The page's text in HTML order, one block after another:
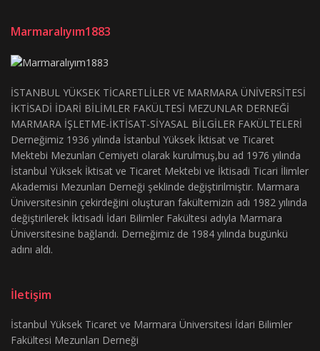
Marmaralıyım1883
İSTANBUL YÜKSEK TİCARETLİLER VE MARMARA ÜNİVERSİTESİ
İKTİSADİ İDARİ BİLİMLER FAKÜLTESİ MEZUNLAR DERNEĞİ
MARMARA İŞLETME-İKTİSAT-SİYASAL BİLGİLER FAKÜLTELERİ
Derneğimiz 1936 yılında İstanbul Yüksek İktisat ve Ticaret
Mektebi Mezunları Cemiyeti olarak kurulmuş,bu ad 1976 yılında
İstanbul Yüksek İktisat ve Ticaret Mektebi ve İktisadi Ticari İlimler
Akademisi Mezunları Derneği şeklinde değiştirilmiştir. Marmara
Üniversitesinin çekirdeğini oluşturan fakültemizin adı 1982 yılında
değiştirilerek İktisadi İdari Bilimler Fakültesi adıyla Marmara
Üniversitesine bağlandı. Derneğimiz de 1984 yılında bugünkü
adını aldı.
İletişim
İstanbul Yüksek Ticaret ve Marmara Üniversitesi İdari Bilimler
Fakültesi Mezunları Derneği